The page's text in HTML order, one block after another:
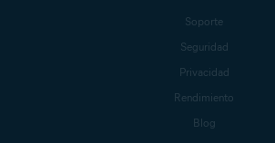
Soporte
Seguridad
Privacidad
Rendimiento
Blog